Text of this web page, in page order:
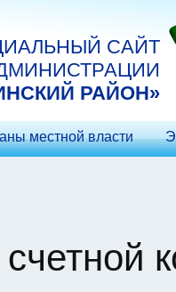
САЙТ
РАЙОН»
местной власти